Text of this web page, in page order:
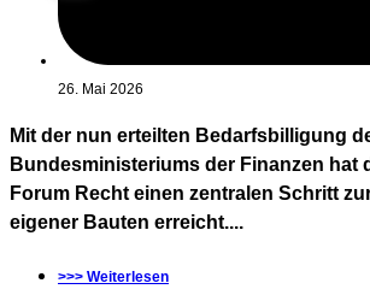
26. Mai 2026
Mit der nun erteilten Bedarfsbilligung
Bundesministeriums der Finanzen hat
Forum Recht einen zentralen Schritt
eigener Bauten erreicht....
>>> Weiterlesen